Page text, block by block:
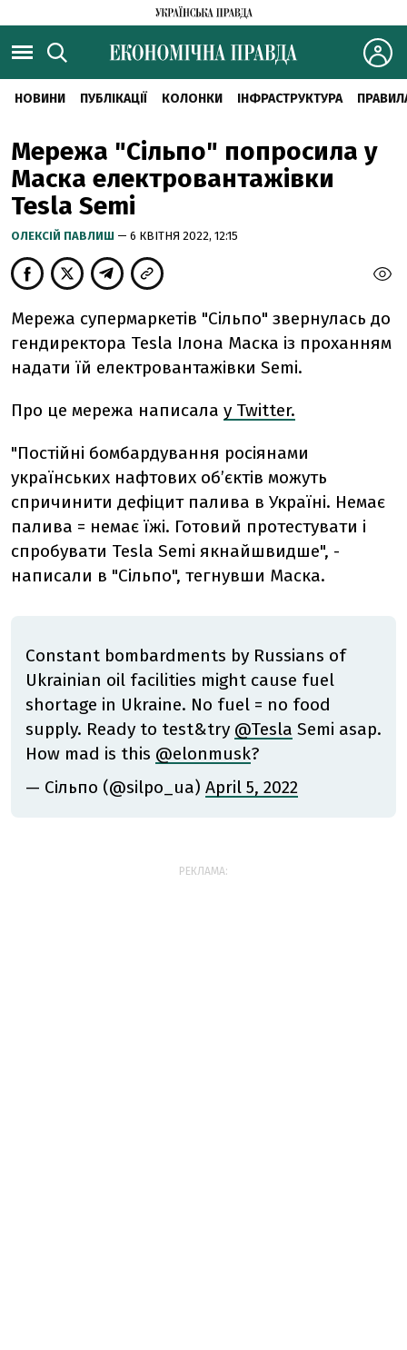
НОВИНИ ПУБЛІКАЦІЇ КОЛОНКИ ІНФРАСТРУКТУРА
Мережа "Сільпо" попросила у
Маска електровантажівки
Tesla Semi
ОЛЕКСІЙ ПАВЛИШ — 6 КВІТНЯ 2022, 12:15
Мережа супермаркетів "Сільпо" звернулась до
гендиректора Tesla Ілона Маска із проханням
надати їй електровантажівки Semi.
Про це мережа написала у Twitter.
"Постійні бомбардування росіянами
українських нафтових об’єктів можуть
спричинити дефіцит палива в Україні. Немає
палива = немає їжі. Готовий протестувати і
спробувати Tesla Semi якнайшвидше", -
написали в "Сільпо", тегнувши Маска.
Constant bombardments by Russians of
Ukrainian oil facilities might cause fuel
shortage in Ukraine. No fuel = no food
supply. Ready to test&try @Tesla Semi asap.
How mad is this @elonmusk?
— Сільпо (@silpo_ua) April 5, 2022
РЕКЛАМА: